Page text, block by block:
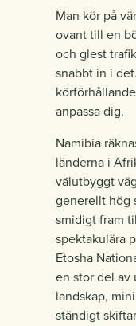
Man kör på
ovant till en
och glest
snabbt in i
anpassa dig.
Namibia
länderna i
välutbyggt
generellt hög
smidigt fram
spektakulära
Etosha
en stor del av
landskap,
ständigt